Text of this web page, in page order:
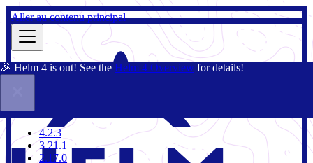
Aller au contenu principal
🎉 Helm 4 is out! See the Helm 4 Overview for details!
3.21.1
4.2.3
3.21.1
2.17.0